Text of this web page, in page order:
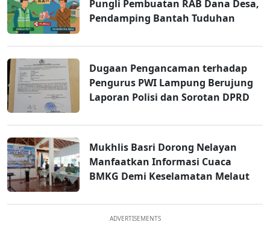
Pungli Pembuatan RAB Dana Desa,
Pendamping Bantah Tuduhan
Dugaan Pengancaman terhadap
Pengurus PWI Lampung Berujung
Laporan Polisi dan Sorotan DPRD
Mukhlis Basri Dorong Nelayan
Manfaatkan Informasi Cuaca
BMKG Demi Keselamatan Melaut
ADVERTISEMENTS